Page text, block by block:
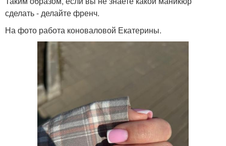
сделать - делайте френч.
На фото работа коноваловой Екатерины.